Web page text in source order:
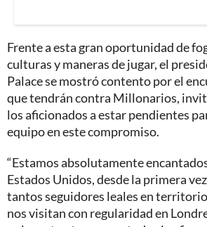
Frente a esta gran oportunidad de
culturas y maneras de jugar, el
Palace se mostró contento por el
que tendrán contra Millonarios,
los aficionados a estar pendientes
equipo en este compromiso.
“Estamos absolutamente
Estados Unidos, desde la primera
tantos seguidores leales en
nos visitan con regularidad en